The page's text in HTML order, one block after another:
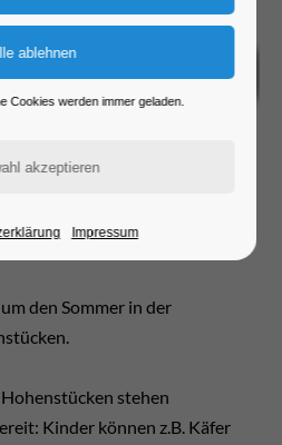
den Sommer in der
stehen
Kinder können z.B. Käfer
Cookies werden immer geladen.
Impressum